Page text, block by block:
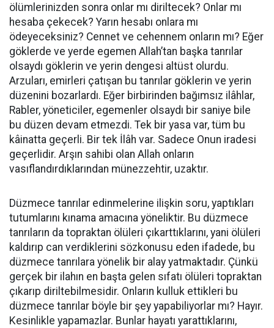
ölümlerinizden sonra onlar mı diriltecek? Onlar mı
hesaba çekecek? Yarın hesabı onlara mı
ödeyeceksiniz? Cennet ve cehennem onların mı? Eğer
göklerde ve yerde egemen Allah’tan başka tanrılar
olsaydı göklerin ve yerin dengesi altüst olurdu.
Arzuları, emirleri çatışan bu tanrılar göklerin ve yerin
düzenini bozarlardı. Eğer birbirinden bağımsız ilâhlar,
Rabler, yöneticiler, egemenler olsaydı bir saniye bile
bu düzen devam etmezdi. Tek bir yasa var, tüm bu
kâinatta geçerli. Bir tek İlâh var. Sadece Onun iradesi
geçerlidir. Arşın sahibi olan Allah onların
vasıflandırdıklarından münezzehtir, uzaktır.
Düzmece tanrılar edinmelerine ilişkin soru, yaptıkları
tutumlarını kınama amacına yöneliktir. Bu düzmece
tanrıların da topraktan ölüleri çıkarttıklarını, yani ölüleri
kaldırıp can verdiklerini sözkonusu eden ifadede, bu
düzmece tanrılara yönelik bir alay yatmaktadır. Çünkü
gerçek bir ilahın en başta gelen sıfatı ölüleri topraktan
çıkarıp diriltebilmesidir. Onların kulluk ettikleri bu
düzmece tanrılar böyle bir şey yapabiliyorlar mı? Hayır.
Kesinlikle yapamazlar. Bunlar hayatı yarattıklarını,